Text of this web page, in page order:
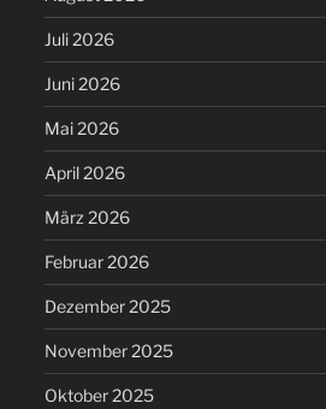
Juli 2026
Juni 2026
Mai 2026
April 2026
März 2026
Februar 2026
Dezember 2025
November 2025
Oktober 2025